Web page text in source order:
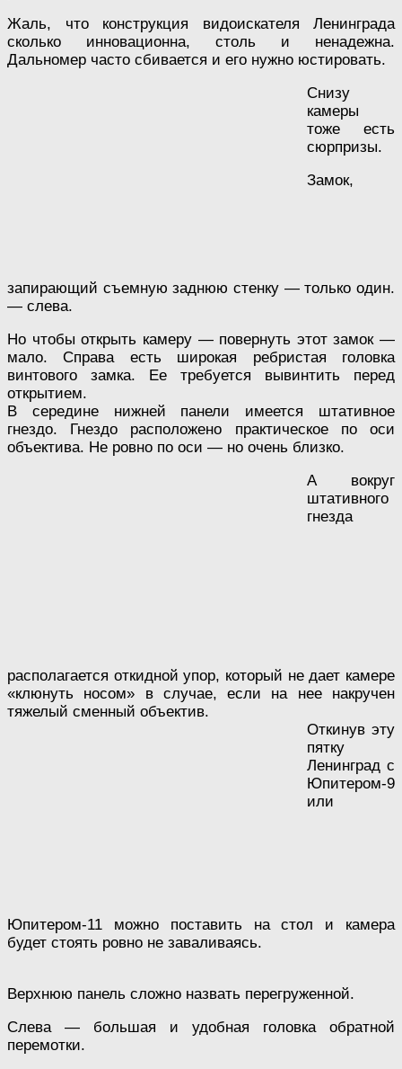
Жаль, что конструкция видоискателя Ленинграда
сколько инновационна, столь и ненадежна.
Дальномер часто сбивается и его нужно юстировать.
Снизу
камеры
тоже есть
сюрпризы.
Замок,
запирающий съемную заднюю стенку — только один.
— слева.
Но чтобы открыть камеру — повернуть этот замок —
мало. Справа есть широкая ребристая головка
винтового замка. Ее требуется вывинтить перед
открытием.
В середине нижней панели имеется штативное
гнездо. Гнездо расположено практическое по оси
объектива. Не ровно по оси — но очень близко.
А вокруг
штативного
гнезда
располагается откидной упор, который не дает камере
«клюнуть носом» в случае, если на нее накручен
тяжелый сменный объектив.
Откинув эту
пятку
Ленинград с
Юпитером-9
или
Юпитером-11 можно поставить на стол и камера
будет стоять ровно не заваливаясь.
Верхнюю панель сложно назвать перегруженной.
Слева — большая и удобная головка обратной
перемотки.